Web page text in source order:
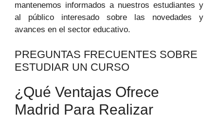
mantenemos informados a nuestros​ estudiantes y
al público interesado ⁢sobre las novedades y
avances⁤ en el sector educativo.
PREGUNTAS FRECUENTES SOBRE
‌ESTUDIAR UN CURSO
¿Qué Ventajas Ofrece
Madrid ⁣para Realizar